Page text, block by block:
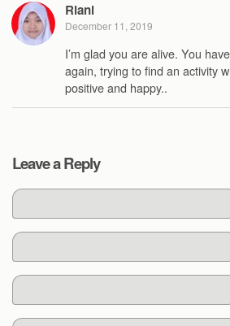
Riani
December 11, 2019
I’m glad you are alive. You
again, trying to find an activity
positive and happy..
Leave a Reply